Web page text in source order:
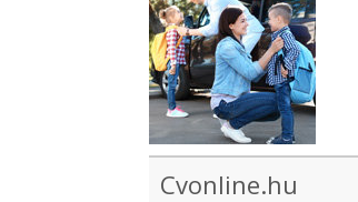
Cvonline.hu